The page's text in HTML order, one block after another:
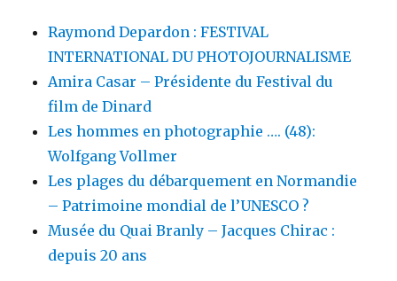
Raymond Depardon : FESTIVAL
INTERNATIONAL DU PHOTOJOURNALISME
Amira Casar – Présidente du Festival du
film de Dinard
Les hommes en photographie …. (48):
Wolfgang Vollmer
Les plages du débarquement en Normandie
– Patrimoine mondial de l’UNESCO ?
Musée du Quai Branly – Jacques Chirac :
depuis 20 ans